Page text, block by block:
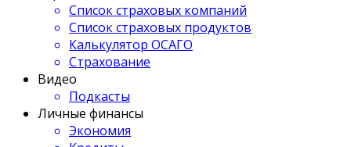
Список страховых компаний
Список страховых продуктов
Калькулятор ОСАГО
Страхование
Видео
Подкасты
Личные финансы
Экономия